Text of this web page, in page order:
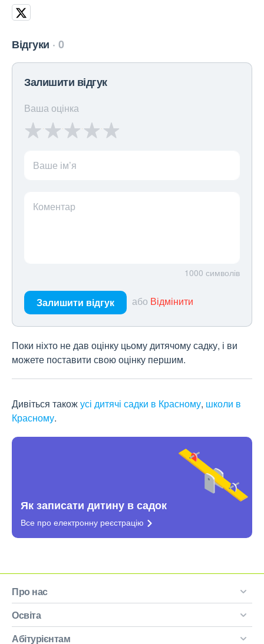
Відгуки 0
Залишити відгук
Ваша оцінка
Ваше ім’я
Коментар
1000 символів
Залишити відгук або Відмінити
Поки ніхто не дав оцінку цьому дитячому садку, і ви
можете поставити свою оцінку першим.
Дивіться такожусі дитячі садки в Красному, школи в
Красному.
Як записати дитину в садок
Все про електронну реєстрацію
Про нас
Освіта
Абітурієнтам